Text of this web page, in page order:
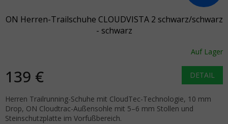
ON Herren-Trailschuhe CLOUDVISTA 2 schwarz/schwarz
- schwarz
Auf Lager
139 € DETAIL
Herren Trailrunning-Schuhe mit CloudTec-Technologie, 10 mm
Drop, ON Cloudtrac-Außensohle mit 5–6 mm Stollen und
Steinschutzplatte im Vorfußbereich.